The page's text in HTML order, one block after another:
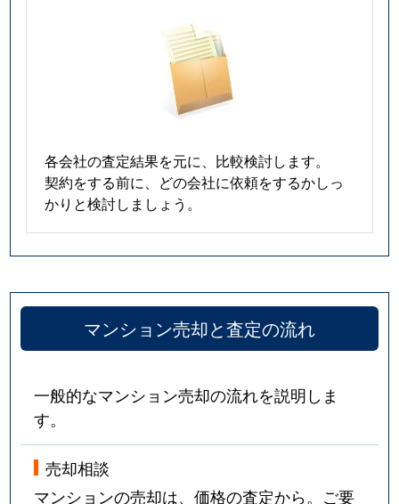
各会社の査定結果を元に、比較検討します。
契約をする前に、どの会社に依頼をするかしっ
かりと検討しましょう。
マンション売却と査定の流れ
一般的なマンション売却の流れを説明しま
す。
売却相談
マンションの売却は、価格の査定から。ご要